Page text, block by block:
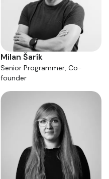
Milan Šarík
Senior Programmer, Co-
founder